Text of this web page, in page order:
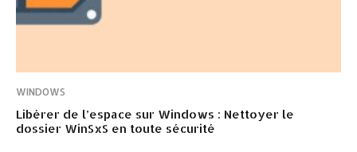
WINDOWS
Libérer de l’espace sur Windows : Nettoyer le
dossier WinSxS en toute sécurité